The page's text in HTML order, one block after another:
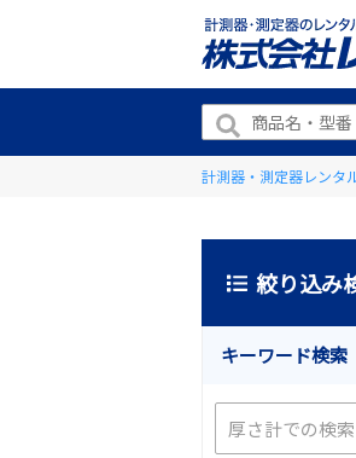
計測器・測定器レンタ
絞り込み
キーワード検索